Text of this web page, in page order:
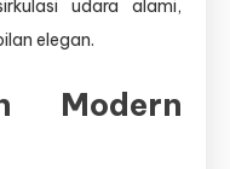
udara alami,
elegan.
Modern